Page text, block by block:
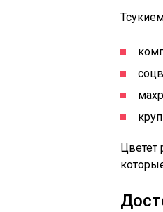
Цветет